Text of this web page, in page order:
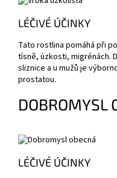
LÉČIVÉ ÚČINKY
Tato rostlina pomáhá při
tísně, úzkosti, migrénách.
sliznice a u mužů je
prostatou.
DOBROMYSL
LÉČIVÉ ÚČINKY